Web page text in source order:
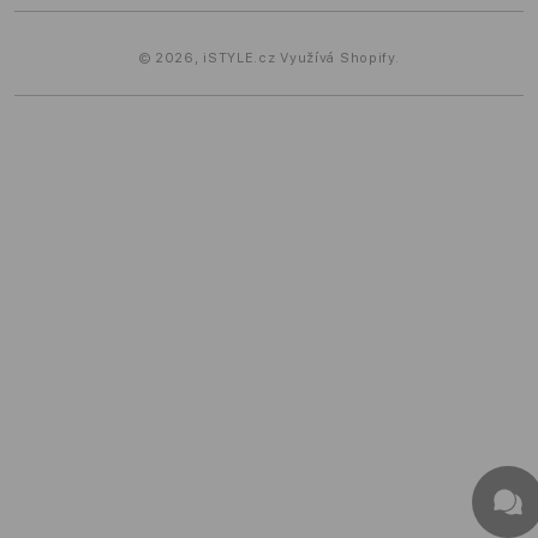
© 2026, iSTYLE.cz Využívá Shopify.